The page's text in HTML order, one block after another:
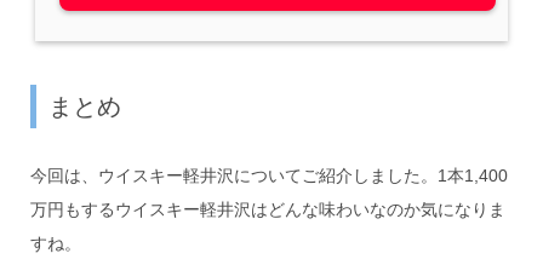
まとめ
今回は、ウイスキー軽井沢についてご紹介しました。1本1,400
万円もするウイスキー軽井沢はどんな味わいなのか気になりま
すね。